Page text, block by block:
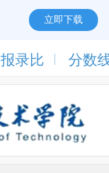
立即下载
报录比 分数